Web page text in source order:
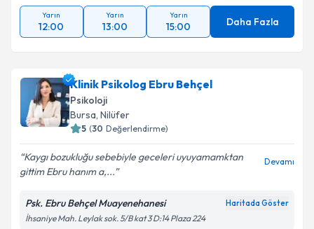
Yarın
12:00
Yarın
13:00
Yarın
15:00 Daha Fazla
Klinik Psikolog Ebru Behçel
Psikoloji
Bursa, Nilüfer
5 (30 Değerlendirme)
Kaygı bozukluğu sebebiyle geceleri uyuyamamktan
gittim Ebru hanım a,...
Devamı
Psk. Ebru Behçel Muayenehanesi Haritada Göster
İhsaniye Mah. Leylak sok. 5/B kat 3 D:14 Plaza 224